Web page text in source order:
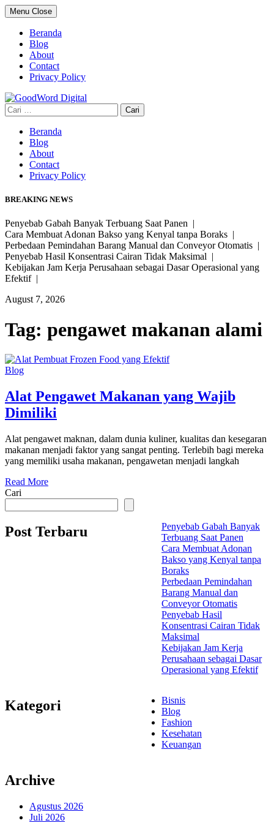
Skip
to
content
Menu Close
Beranda
Blog
About
Contact
Privacy Policy
Cari
untuk:
Beranda
Blog
About
Contact
Privacy Policy
BREAKING NEWS
Penyebab Gabah Banyak Terbuang Saat Panen |
Cara Membuat Adonan Bakso yang Kenyal tanpa Boraks |
Perbedaan Pemindahan Barang Manual dan Conveyor Otomatis |
Penyebab Hasil Konsentrasi Cairan Tidak Maksimal |
Kebijakan Jam Kerja Perusahaan sebagai Dasar Operasional yang
Efektif |
August 7, 2026
Tag: pengawet makanan alami
Blog
Alat Pengawet Makanan yang Wajib
Dimiliki
Alat pengawet maknan, dalam dunia kuliner, kualitas dan kesegaran
makanan menjadi faktor yang sangat penting. Terlebih bagi mereka
yang memiliki usaha makanan, pengawetan menjadi langkah
Read More
Cari
Post Terbaru
Penyebab Gabah Banyak
Terbuang Saat Panen
Cara Membuat Adonan
Bakso yang Kenyal tanpa
Boraks
Perbedaan Pemindahan
Barang Manual dan
Conveyor Otomatis
Penyebab Hasil
Konsentrasi Cairan Tidak
Maksimal
Kebijakan Jam Kerja
Perusahaan sebagai Dasar
Operasional yang Efektif
Kategori
Bisnis
Blog
Fashion
Kesehatan
Keuangan
Archive
Agustus 2026
Juli 2026